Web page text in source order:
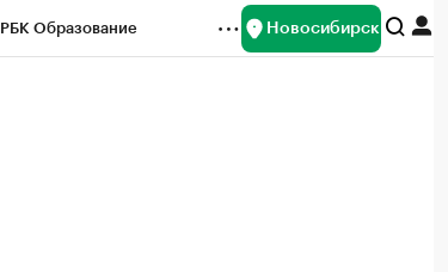
РБК Образование Новосибирск